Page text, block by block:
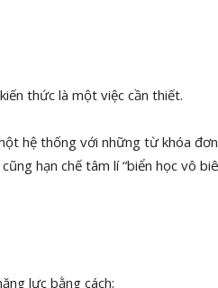
thức là một việc cần thiết.
hệ thống với những từ khóa đơn
hạn chế tâm lí “biển học vô
lực bằng cách: